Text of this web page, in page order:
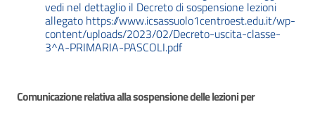
vedi nel dettaglio il Decreto di sospensione lezioni
allegato https://www.icsassuolo1centroest.edu.it/wp-
content/uploads/2023/02/Decreto-uscita-classe-
3^A-PRIMARIA-PASCOLI.pdf
Comunicazione relativa alla sospensione delle lezioni per